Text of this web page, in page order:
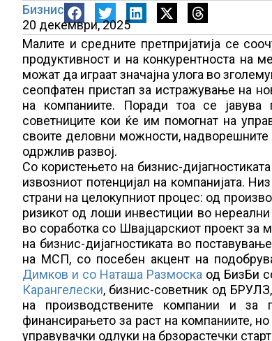
Бизнис
20 декември, 2025
Малите и средните претпријатија се
продуктивност и на конкурентноста на
можат да играат значајна улога во
сеопфатен пристап за истражување на
на компаниите. Поради тоа се
советниците кои ќе им помогнат на
своите деловни можности, надворешните
одржлив развој.
Со користењето на бизнис-
извозниот потенцијал на компанијата.
страни на целокупниот процес: од
ризикот од лоши инвестиции во
во соработка со Швајцарскиот проект за
на бизнис-дијагностиката во
на МСП, со посебен акцент на
Димков и со Наташа Размоска од БизБи
Карангелески, бизнис-советник од БРУЛЗ,
на производствените компании и за
финансирањето за раст на компаниите,
управувачки одлуки на брзорастечки